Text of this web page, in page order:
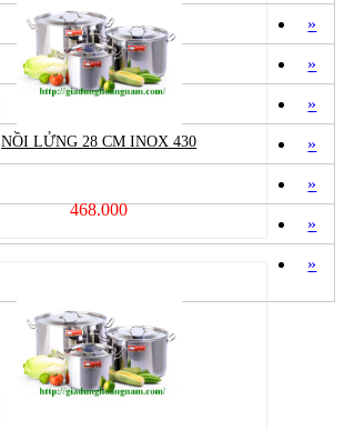
NỒI LỬNG 28 CM INOX 430
468.000
»
»
»
»
»
»
»